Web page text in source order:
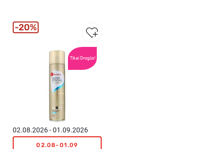
Tikai Drogās!
02.08.2026 - 01.09.2026
02.08-01.09
20%